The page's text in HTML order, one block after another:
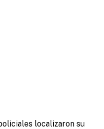
localizaron su